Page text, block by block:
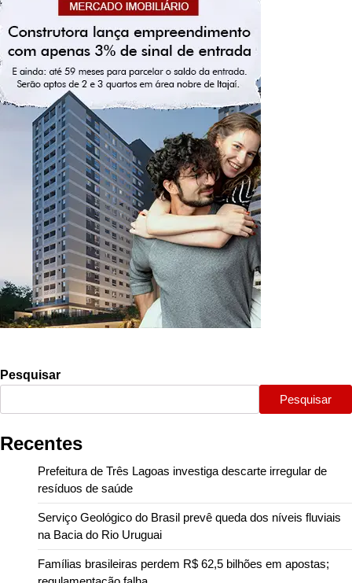
Pesquisar
Pesquisar
Recentes
Prefeitura de Três Lagoas investiga descarte irregular de
resíduos de saúde
Serviço Geológico do Brasil prevê queda dos níveis fluviais
na Bacia do Rio Uruguai
Famílias brasileiras perdem R$ 62,5 bilhões em apostas;